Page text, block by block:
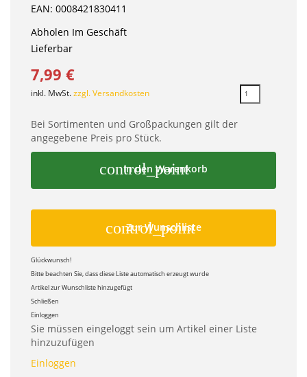
EAN: 0008421830411
Abholen Im Geschäft
Lieferbar
7,99 €
inkl. MwSt.zzgl. Versandkosten
Bei Sortimenten und Großpackungen gilt der
angegebene Preis pro Stück.
control_point
In den Warenkorb
control_point
Zur Wunschliste
Glückwunsch!
Bitte beachten Sie, dass diese Liste automatisch erzeugt wurde
Artikel zur Wunschliste hinzugefügt
Schließen
Einloggen
Sie müssen eingeloggt sein um Artikel einer Liste
hinzuzufügen
Einloggen